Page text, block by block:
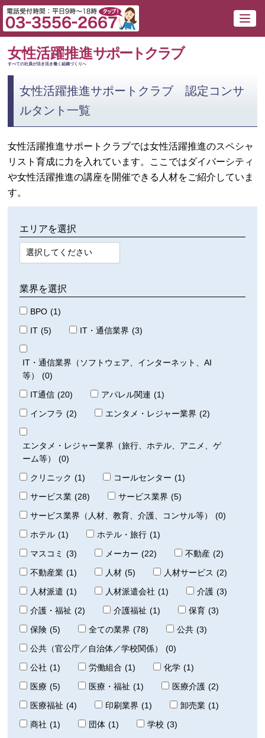
女性活躍推進サポートクラブ
すべての社員が活き活き働く組織づくりへ
女性活躍推進サポートクラブ 認定コンサ
ルタント一覧
女性活躍推進サポートクラブでは女性活躍推進のスペシャ
リスト育成に力を入れています。ここではダイバーシティ
や女性活躍推進の講座を開催できる人材をご紹介していま
す。
エリアを選択
業界を選択
BPO (1)
IT (5) IT・通信業界 (3)
IT・通信業界（ソフトウェア、インターネット、AI
等）
(0)
IT通信 (20) アパレル関連 (1)
インフラ (2) エンタメ・レジャー業界 (2)
エンタメ・レジャー業界（旅行、ホテル、アニメ、ゲ
ーム等）
(0)
クリニック (1) コールセンター (1)
サービス業 (28) サービス業界 (5)
サービス業界（人材、教育、介護、コンサル等）
(0)
ホテル (1) ホテル・旅行 (1)
マスコミ (3) メーカー (22) 不動産 (2)
不動産業 (1) 人材 (5) 人材サービス (2)
人材派遣 (1) 人材派遣会社 (1) 介護 (3)
介護・福祉 (2) 介護福祉 (1) 保育 (3)
保険 (5) 全ての業界 (78) 公共 (3)
公共（官公庁／自治体／学校関係）
(0)
公社 (1) 労働組合 (1) 化学 (1)
医療 (5) 医療・福祉 (1) 医療介護 (2)
医療福祉 (4) 印刷業界 (1) 卸売業 (1)
商社 (1) 団体 (1) 学校 (3)